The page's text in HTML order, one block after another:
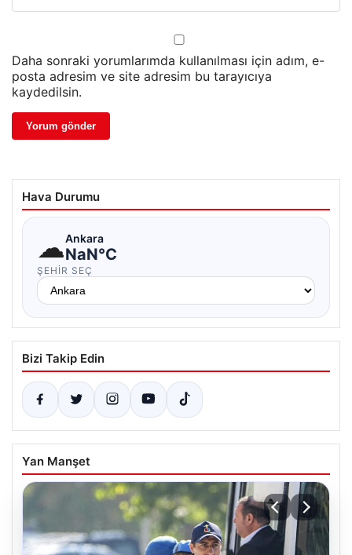
Daha sonraki yorumlarımda kullanılması için adım, e-
posta adresim ve site adresim bu tarayıcıya
kaydedilsin.
Hava Durumu
☁Ankara
NaN°C
ŞEHIR SEÇ
Bizi Takip Edin
Yan Manşet